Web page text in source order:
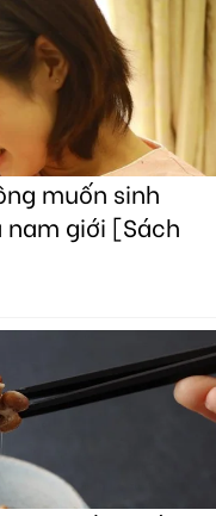
muốn sinh
giới [Sách